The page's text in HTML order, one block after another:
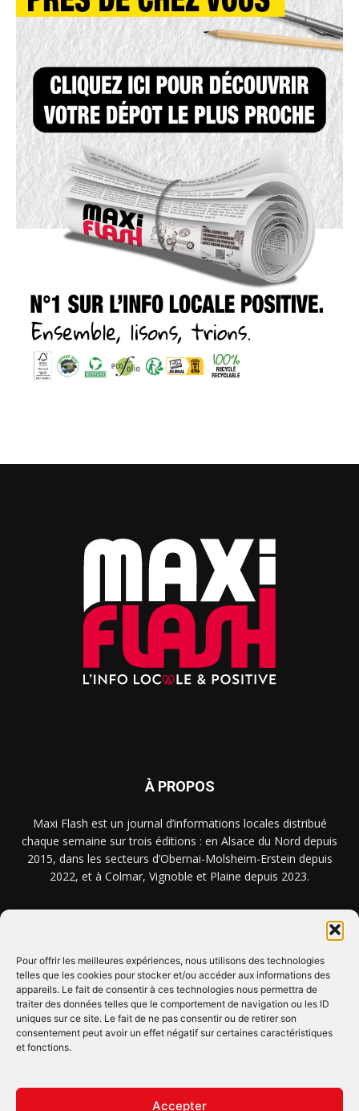
Pour offrir les meilleures expériences, nous utilisons des technologies
telles que les cookies pour stocker et/ou accéder aux informations des
appareils. Le fait de consentir à ces technologies nous permettra de
traiter des données telles que le comportement de navigation ou les ID
uniques sur ce site. Le fait de ne pas consentir ou de retirer son
consentement peut avoir un effet négatif sur certaines caractéristiques
et fonctions.
Accepter
À PROPOS
Maxi Flash est un journal d’informations locales distribué
chaque semaine sur trois éditions : en Alsace du Nord depuis
2015, dans les secteurs d’Obernai-Molsheim-Erstein depuis
2022, et à Colmar, Vignoble et Plaine depuis 2023.
CLIQUEZ ICI !
SUIVEZ-NOUS !